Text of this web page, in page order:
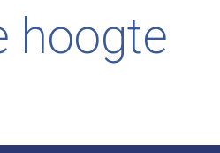
hoogte